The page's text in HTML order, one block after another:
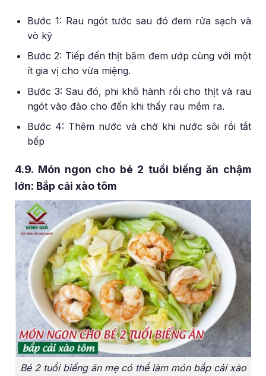
Bước 1: Rau ngót tước sau đó đem rửa sạch và
vò kỹ
Bước 2: Tiếp đến thịt băm đem ướp cùng với một
ít gia vị cho vừa miệng.
Bước 3: Sau đó, phi khô hành rồi cho thịt và rau
ngót vào đảo cho đến khi thấy rau mềm ra.
Bước 4: Thêm nước và chờ khi nước sôi rồi tắt
bếp
4.9. Món ngon cho bé 2 tuổi biếng ăn chậm
lớn: Bắp cải xào tôm
Bé 2 tuổi biếng ăn mẹ có thể làm món bắp cải xào